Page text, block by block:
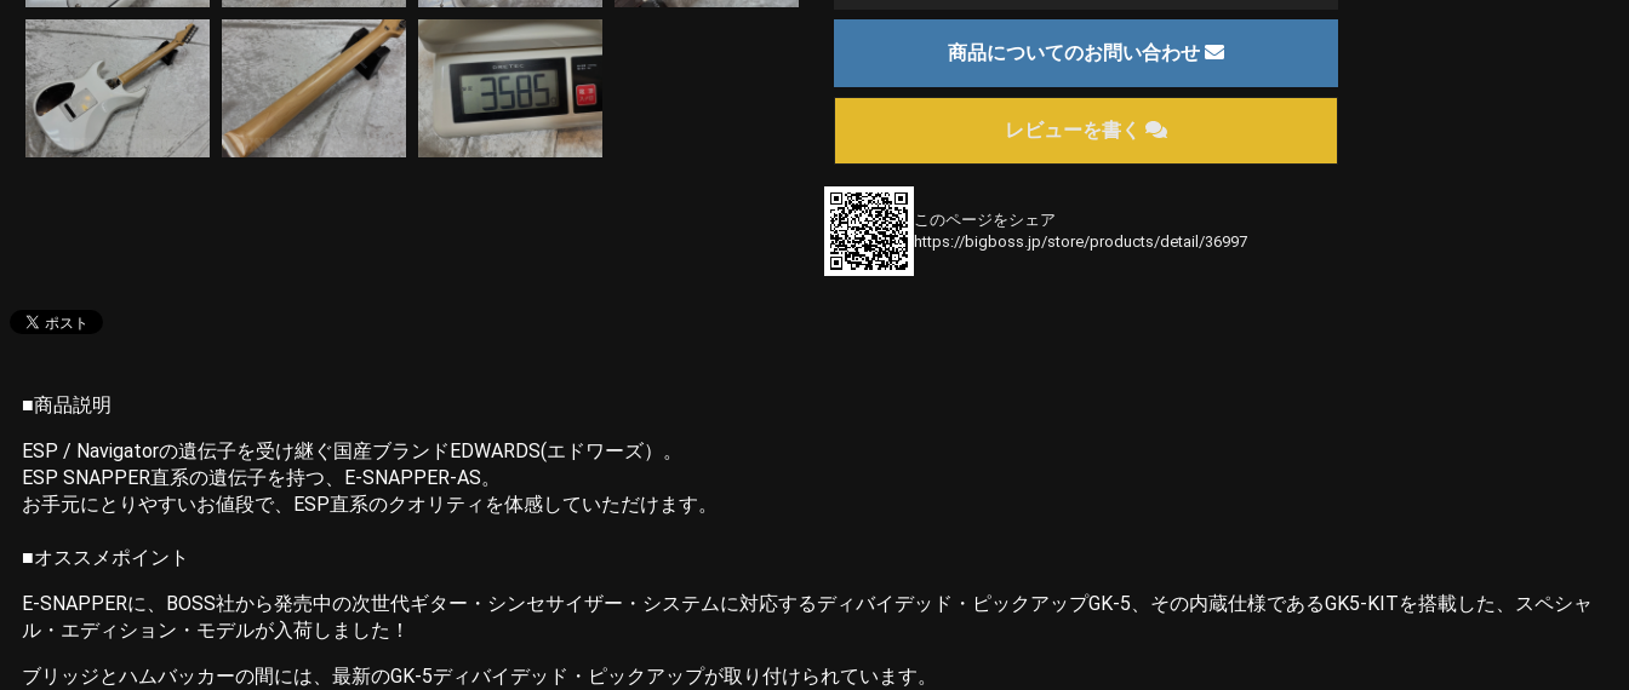
商品についてのお問い合わせ
レビューを書く
このページをシェア
https://bigboss.jp/store/products/detail/36997
■商品説明
ESP / Navigatorの遺伝子を受け継ぐ国産ブランドEDWARDS(エドワーズ）。
ESP SNAPPER直系の遺伝子を持つ、E-SNAPPER-AS。
お手元にとりやすいお値段で、ESP直系のクオリティを体感していただけます。
■オススメポイント
E-SNAPPERに、BOSS社から発売中の次世代ギター・シンセサイザー・システムに対応するディバイデッド・ピックアップGK-5、その内蔵仕様であるGK5-KITを搭載した、スペシャ
ル・エディション・モデルが入荷しました！
ブリッジとハムバッカーの間には、最新のGK-5ディバイデッド・ピックアップが取り付けられています。